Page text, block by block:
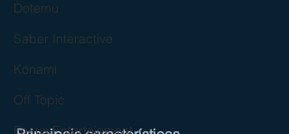
Dotemu
Saber Interactive
Konami
Off Topic
Focus Entertainment